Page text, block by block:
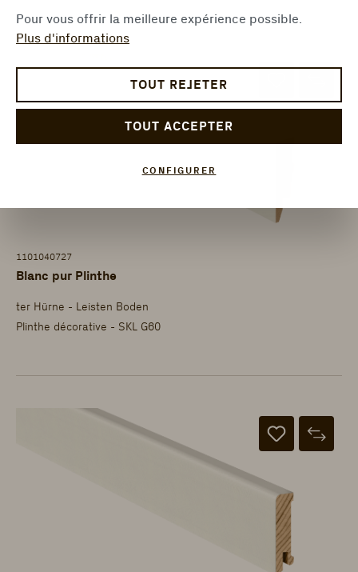
1101040727
Blanc pur Plinthe
ter Hürne - Leisten Boden
Plinthe décorative - SKL G60
Pour vous offrir la meilleure expérience possible.
Plus d'informations
TOUT REJETER
TOUT ACCEPTER
CONFIGURER